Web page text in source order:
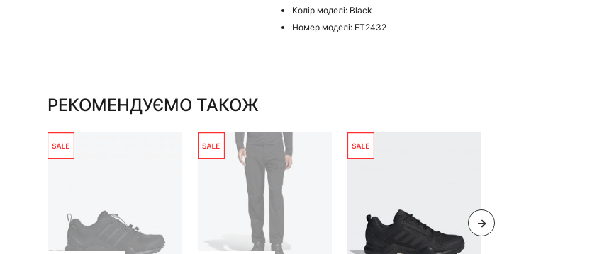
Колір моделі: Black
Номер моделі: FT2432
РЕКОМЕНДУЄМО ТАКОЖ